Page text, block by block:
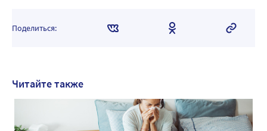
Поделиться:
Читайте также